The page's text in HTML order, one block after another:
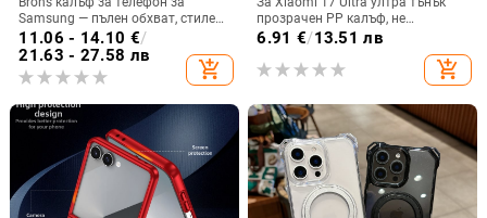
Samsung — пълен обхват, стилен
и креативен дизайн, TPU
материал, удароустойчив
11.06 - 14.10 €/
21.63 - 27.58 лв
add_shopping_cart
прозрачен PP калъф, не
пожълтява, матиран финиш и
6.91 €/13.51 лв
add_shopping_cart